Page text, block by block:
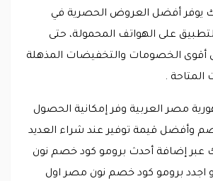
يوفر أفضل العروض الحصرية في
على الهواتف المحمولة، حتى
أقوى الخصومات والتخفيضات المذهلة
المتاحة .
مصر العربية وفر إمكانية الحصول
وأفضل قيمة توفير عند شراء العديد
عبر إضافة أحدث برومو كود خصم نون
اليوم 2026 أو اجدد برومو كود خصم نون مصر اول